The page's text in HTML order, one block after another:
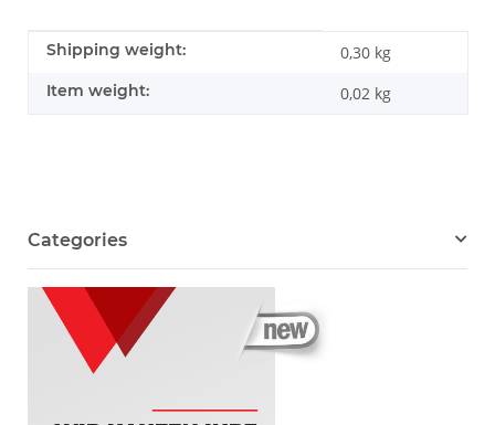
Item information
Value
Shipping weight: 0,30 kg
Item weight: 0,02 kg
Categories